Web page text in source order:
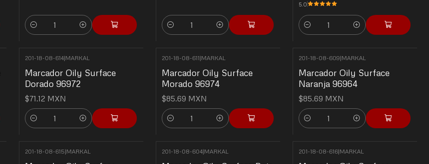
Cantidad Cantidad
5.0
Cantidad
201-18-08-614|MARKAL
Marcador Oily Surface
Dorado 96972
$71.12 MXN
Cantidad
201-18-08-611|MARKAL
Marcador Oily Surface
Morado 96974
$85.69 MXN
Cantidad
201-18-08-609|MARKAL
Marcador Oily Surface
Naranja 96964
$85.69 MXN
Cantidad
201-18-08-615|MARKAL 201-18-08-604|MARKAL 201-18-08-616|MARKAL